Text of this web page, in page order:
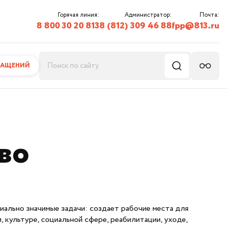
Горячая линия:
8 800 30 20 813
Администратор:
8 (812) 309 46 88
Почта:
fpp@813.ru
значимые задачи: создает рабочие места для
культуре, социальной сфере, реабилитации, уходе,